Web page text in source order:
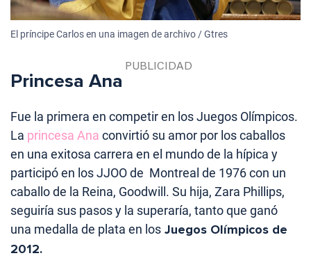
El príncipe Carlos en una imagen de archivo / Gtres
Princesa Ana
Fue la primera en competir en los Juegos Olímpicos.
La princesa Ana convirtió su amor por los caballos
en una exitosa carrera en el mundo de la hípica y
participó en los JJOO de Montreal de 1976 con un
caballo de la Reina, Goodwill. Su hija, Zara Phillips,
seguiría sus pasos y la superaría, tanto que ganó
una medalla de plata en los Juegos Olímpicos de
2012.